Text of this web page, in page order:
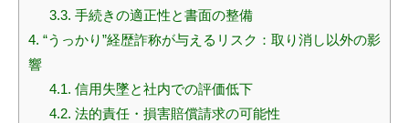
3.3. 手続きの適正性と書面の整備
4. “うっかり”経歴詐称が与えるリスク：取り消し以外の影
響
4.1. 信用失墜と社内での評価低下
4.2. 法的責任・損害賠償請求の可能性